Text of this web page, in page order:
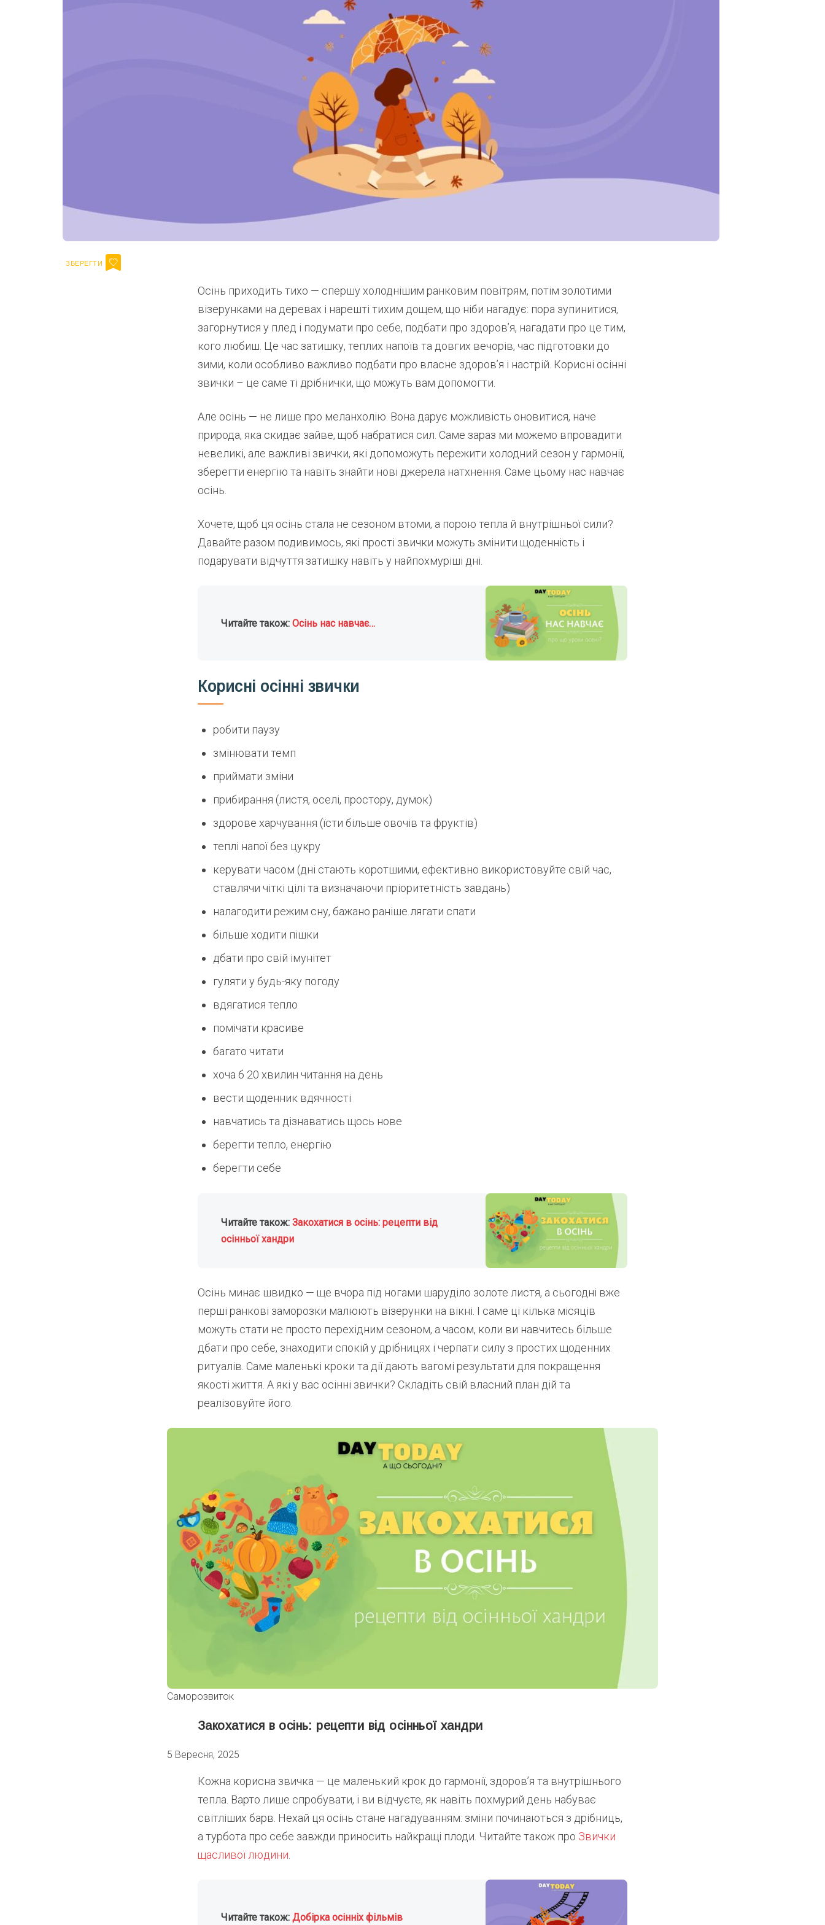
Осінь приходить тихо — спершу холоднішим ранковим повітрям, потім золотими
візерунками на деревах і нарешті тихим дощем, що ніби нагадує: пора зупинитися,
загорнутися у плед і подумати про себе, подбати про здоровʼя, нагадати про це тим,
кого любиш. Це час затишку, теплих напоїв та довгих вечорів, час підготовки до
зими, коли особливо важливо подбати про власне здоров’я і настрій. Корисні осінні
звички – це саме ті дрібнички, що можуть вам допомогти.
Але осінь — не лише про меланхолію. Вона дарує можливість оновитися, наче
природа, яка скидає зайве, щоб набратися сил. Саме зараз ми можемо впровадити
невеликі, але важливі звички, які допоможуть пережити холодний сезон у гармонії,
зберегти енергію та навіть знайти нові джерела натхнення. Саме цьому нас навчає
осінь.
Хочете, щоб ця осінь стала не сезоном втоми, а порою тепла й внутрішньої сили?
Давайте разом подивимось, які прості звички можуть змінити щоденність і
подарувати відчуття затишку навіть у найпохмуріші дні.
Читайте також: Осінь нас навчає…
Корисні осінні звички
робити паузу
змінювати темп
приймати зміни
прибирання (листя, оселі, простору, думок)
здорове харчування (їсти більше овочів та фруктів)
теплі напої без цукру
керувати часом (дні стають коротшими, ефективно використовуйте свій час,
ставлячи чіткі цілі та визначаючи пріоритетність завдань)
налагодити режим сну, бажано раніше лягати спати
більше ходити пішки
дбати про свій імунітет
гуляти у будь-яку погоду
вдягатися тепло
помічати красиве
багато читати
хоча б 20 хвилин читання на день
вести щоденник вдячності
навчатись та дізнаватись щось нове
берегти тепло, енергію
берегти себе
Читайте також: Закохатися в осінь: рецепти від
осінньої хандри
Осінь минає швидко — ще вчора під ногами шаруділо золоте листя, а сьогодні вже
перші ранкові заморозки малюють візерунки на вікні. І саме ці кілька місяців
можуть стати не просто перехідним сезоном, а часом, коли ви навчитесь більше
дбати про себе, знаходити спокій у дрібницях і черпати силу з простих щоденних
ритуалів. Саме маленькі кроки та дії дають вагомі результати для покращення
якості життя. А які у вас осінні звички? Складіть свій власний план дій та
реалізовуйте його.
Саморозвиток
Закохатися в осінь: рецепти від осінньої хандри
5 Вересня, 2025
Кожна корисна звичка — це маленький крок до гармонії, здоров’я та внутрішнього
тепла. Варто лише спробувати, і ви відчуєте, як навіть похмурий день набуває
світліших барв. Нехай ця осінь стане нагадуванням: зміни починаються з дрібниць,
а турбота про себе завжди приносить найкращі плоди. Читайте також про Звички
щасливої людини
Читайте також: Добірка осінніх фільмів